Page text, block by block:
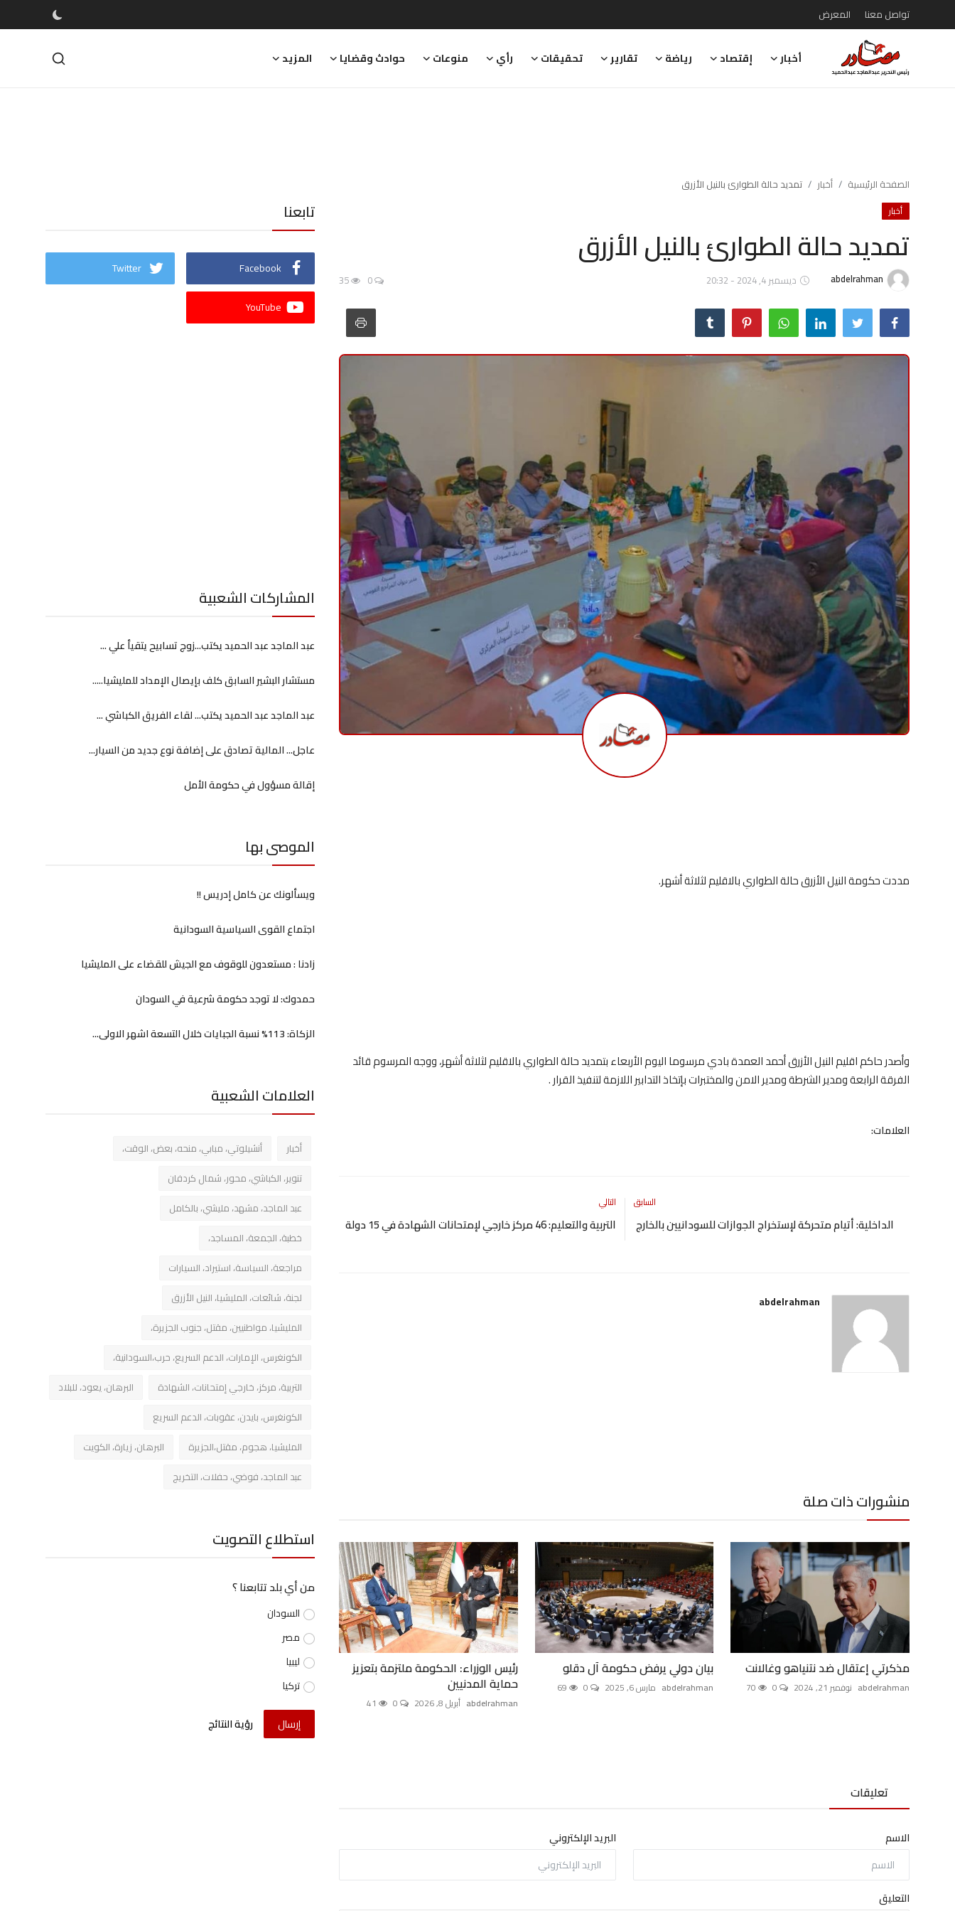
تواصل معنا المعرض
أخبار إقتصاد رياضة تقارير تحقيقات رأي منوعات حوادث وقضايا المزيد
تحقيقات
الصفحة الرئيسية أخبار تمديد حالة الطوارئ بالنيل الأزرق
أخبار
تمديد حالة الطوارئ بالنيل الأزرق
abdelrahman ديسمبر 4, 2024 - 20:32 0
35
مددت حكومة النيل الأزرق حالة الطواري بالاقليم لثلاثة أشهر.
وأصدر حاكم اقليم النيل الأزرق أحمد العمدة بادي مرسوما اليوم الأربعاء بتمديد حالة الطواري بالاقليم لثلاثة أشهر، ووجه المرسوم قائد
الفرقة الرابعة ومدير الشرطة ومدير الامن والمختبرات بإتخاذ التدابير اللازمة لتنفيذ القرار .
العلامات:
السابق
الداخلية: أتيام متحركة لإستخراج الجوازات للسودانيين بالخارج
التالي
التربية والتعليم: 46 مركز خارجي لإمتحانات الشهادة في 15 دولة
abdelrahman
منشورات ذات صلة
مذكرتي إعتقال ضد نتنياهو وغالانت
abdelrahman نوفمبر 21, 2024
بيان دولي يرفض حكومة آل دقلو
abdelrahman مارس 6, 2025 0
69
رئيس الوزراء: الحكومة ملتزمة بتعزيز
حماية المدنيين
abdelrahman أبريل 8, 2026
تعليقات
الاسم البريد الإلكتروني
التعليق
تابعنا
Facebook
Twitter
YouTube
المشاركات الشعبية
عبد الماجد عبد الحميد يكتب...زوج تسابيح يتقيأ علي ...
مستشار البشير السابق كلف بإيصال الإمداد للمليشيا.....
عبد الماجد عبد الحميد يكتب... لقاء الفريق الكباشي ...
عاجل... المالية تصادق على إضافة نوع جديد من السيار...
إقالة مسؤول في حكومة الأمل
الموصى بها
ويسألونك عن كامل إدريس !!
اجتماع القوى السياسية السودانية
زادنا : مستعدون للوقوف مع الجيش للقضاء على المليشيا
حمدوك: لا توجد حكومة شرعية في السودان
الزكاة: 113% نسبة الجبايات خلال التسعة اشهر الاولى...
العلامات الشعبية
أخبار
أنشيلوتي، مبابي، منحه، بعض، الوقت،
تنوير، الكباشي، محور، شمال كردفان
عبد الماجد، مشهد، مليشي، بالكامل
خطبة، الجمعة، المساجد،
مراجعة، السياسة، استيراد، السيارات
لجنة، شائعات، المليشيا، النيل الأزرق
المليشيا، مواطنيين، مقتل، جنوب الجزيرة،
الكونغرس، الإمارات، الدعم السريع، حرب،السودانية،
التربية، مركز، خارجي إمتحانات، الشهادة
البرهان، يعود، للبلاد
الكونغرس، بايدن، عقوبات، الدعم السريع
المليشيا، هجوم، مقتل،الجزيرة
البرهان، زيارة، الكويت
عبد الماجد، فوضي، حفلات، التخريج
استطلاع التصويت
من أي بلد تتابعنا ؟
السودان
مصر
ليبيا
تركيا
إرسال رؤية النتائج